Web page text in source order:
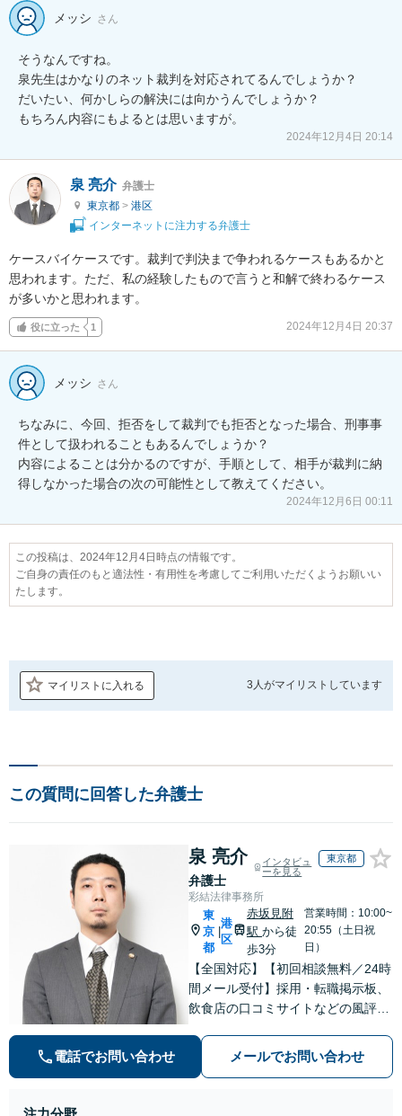
メッシ さん
そうなんですね。
泉先生はかなりのネット裁判を対応されてるんでしょうか？
だいたい、何かしらの解決には向かうんでしょうか？
もちろん内容にもよるとは思いますが。
2024年12月4日 20:14
泉 亮介 弁護士
東京都 > 港区
インターネットに注力する弁護士
ケースバイケースです。裁判で判決まで争われるケースもあるかと
思われます。ただ、私の経験したもので言うと和解で終わるケース
が多いかと思われます。
役に立った 1 2024年12月4日 20:37
メッシ さん
ちなみに、今回、拒否をして裁判でも拒否となった場合、刑事事
件として扱われることもあるんでしょうか？
内容によることは分かるのですが、手順として、相手が裁判に納
得しなかった場合の次の可能性として教えてください。
2024年12月6日 00:11
この投稿は、2024年12月4日時点の情報です。
ご自身の責任のもと適法性・有用性を考慮してご利用いただくようお願いい
たします。
マイリストに入れる 3人がマイリストしています
この質問に回答した弁護士
泉 亮介
弁護士
インタビュ
ーを見る
東京都
彩結法律事務所
東
京
都
港
区
赤坂見附
駅 から徒
歩3分
営業時間：10:00~
20:55（土日祝
日）
【全国対応】【初回相談無料／24時
間メール受付】採用・転職掲示板、
飲食店の口コミサイトなどの風評被
の種類を問わず相談可。可能な限り
早期対応で駆けつけサポート【労
電話でお問い合わせ メールでお問い合わせ